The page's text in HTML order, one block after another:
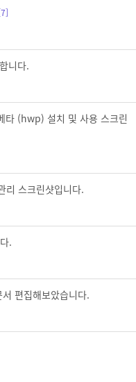
니다.
타 (hwp) 설치 및 사용 스크린
리 스크린샷입니다.
.
편집해보았습니다.